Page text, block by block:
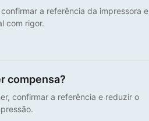
a referência da impressora e
com rigor.
compensa?
confirmar a referência e reduzir o